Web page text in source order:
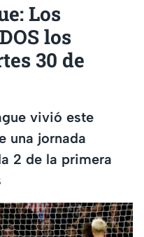
Los
los
30 de
vivió este
una jornada
2 de la primera